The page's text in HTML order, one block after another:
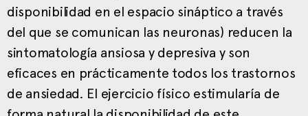
disponibilidad en el espacio sináptico a través
del que se comunican las neuronas) reducen la
sintomatología ansiosa y depresiva y son
eficaces en prácticamente todos los trastornos
de ansiedad. El ejercicio físico estimularía de